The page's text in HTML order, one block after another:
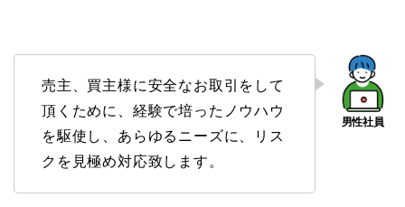
売主、買主様に安全なお取引をして
頂くために、経験で培ったノウハウ
を駆使し、あらゆるニーズに、リス
クを見極め対応致します。